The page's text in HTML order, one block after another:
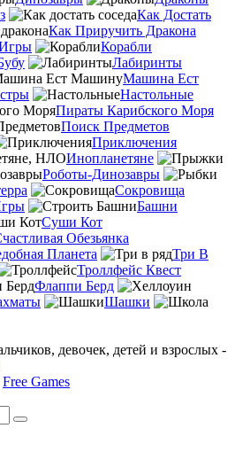
Как Достать
Как Приручить Дракона
Корабли
Лабиринты
Машина Ест
Настольные
Пираты Карибского Моря
Поиск Предметов
Приключения
Инопланетяне
Роботы-Динозавры
Сокровища
Башни
Суши Кот
Обезьянка
Планета
Три В
Троллфейс Квест
Флаппи Берд
Шашки
девочек, детей и взрослых -
Free Games